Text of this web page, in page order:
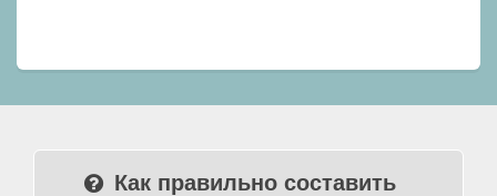
Как правильно составить